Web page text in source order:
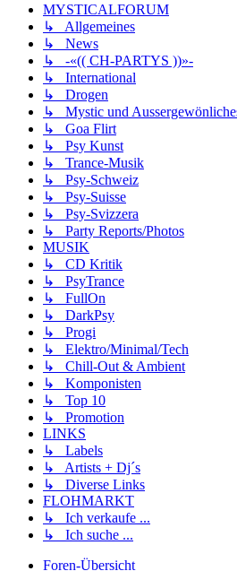
MYSTICALFORUM
↳ Allgemeines
↳ News
↳ -«(( CH-PARTYS ))»-
↳ International
↳ Drogen
↳ Mystic und
↳ Goa Flirt
↳ Psy Kunst
↳ Trance-Musik
↳ Psy-Schweiz
↳ Psy-Suisse
↳ Psy-Svizzera
↳ Party Reports/Photos
MUSIK
↳ CD Kritik
↳ PsyTrance
↳ FullOn
↳ DarkPsy
↳ Progi
↳ Elektro/Minimal/Tech
↳ Chill-Out & Ambient
↳ Komponisten
↳ Top 10
↳ Promotion
LINKS
↳ Labels
↳ Artists + Dj´s
↳ Diverse Links
FLOHMARKT
↳ Ich verkaufe ...
↳ Ich suche ...
Foren-Übersicht